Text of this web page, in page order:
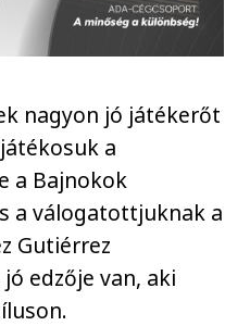
nagyon jó játékerőt
a
a Bajnokok
a válogatottjuknak a
Gutiérrez
edzője van, aki